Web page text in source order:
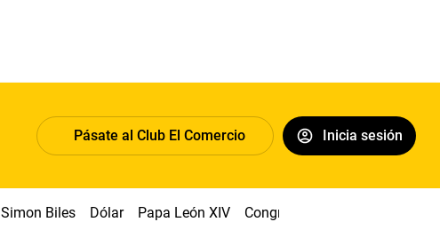
Pásate al Club El Comercio Inicia sesión
Simon Biles Dólar Papa León XIV Congreso